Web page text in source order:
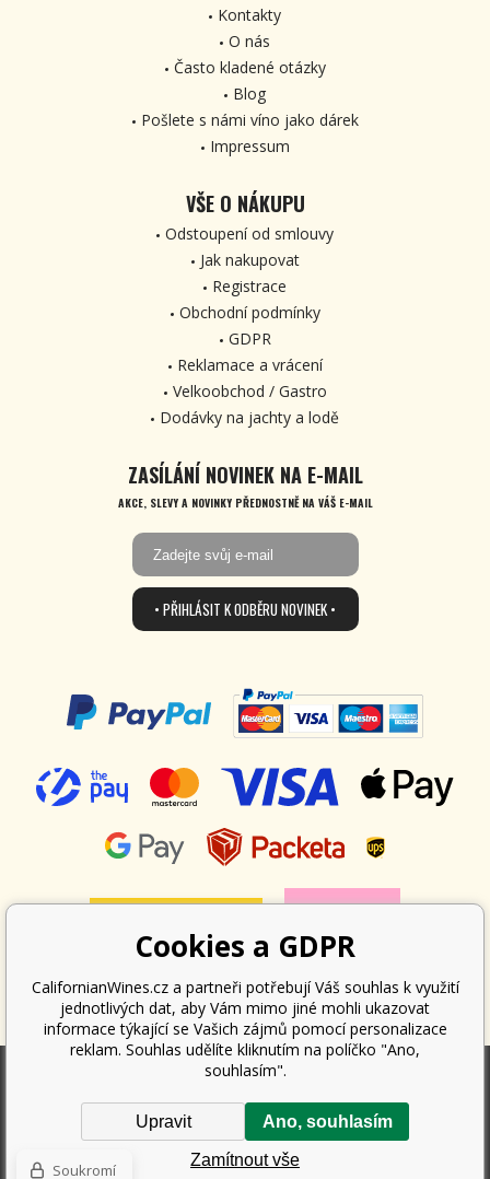
Kontakty
O nás
Často kladené otázky
Blog
Pošlete s námi víno jako dárek
Impressum
VŠE O NÁKUPU
Odstoupení od smlouvy
Jak nakupovat
Registrace
Obchodní podmínky
GDPR
Reklamace a vrácení
Velkoobchod / Gastro
Dodávky na jachty a lodě
ZASÍLÁNÍ NOVINEK NA E-MAIL
AKCE, SLEVY A NOVINKY PŘEDNOSTNĚ NA VÁŠ E-MAIL
• PŘIHLÁSIT K ODBĚRU NOVINEK •
Podle zákona o evidenci tržeb je prodávající povinen vystavit kupujícímu
účtenku. Zároveň je povinen zaevidovat přijatou tržbu u správce daně
online; v případě technického výpadku pak nejpozději do 48 hodin.
Copyright ©
Californian Wines Export s.r.o.
Cookies a GDPR
CalifornianWines.cz a partneři potřebují Váš souhlas k využití
jednotlivých dat, aby Vám mimo jiné mohli ukazovat
informace týkající se Vašich zájmů pomocí personalizace
reklam. Souhlas udělíte kliknutím na políčko "Ano,
souhlasím".
Zamítnout vše
Ano, souhlasím
Upravit
Soukromí